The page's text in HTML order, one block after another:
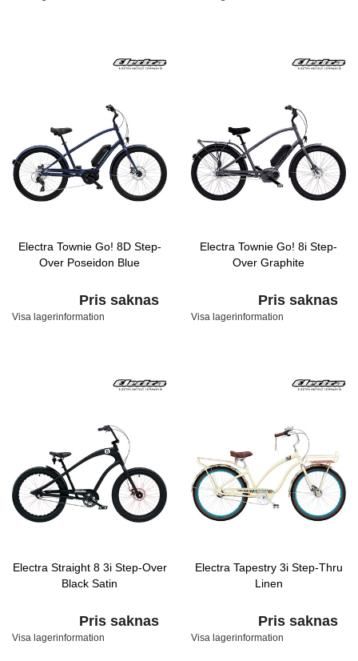
Electra Townie Go! 8D Step-
Over Poseidon Blue
Pris saknas
Visa lagerinformation
Electra Townie Go! 8i Step-
Over Graphite
Pris saknas
Visa lagerinformation
Electra Straight 8 3i Step-Over
Black Satin
Pris saknas
Visa lagerinformation
Electra Tapestry 3i Step-Thru
Linen
Pris saknas
Visa lagerinformation